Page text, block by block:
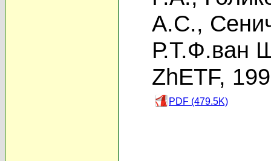
А.С.,
Р.Т.Ф.ван
ZhETF,
PDF (479.5K)